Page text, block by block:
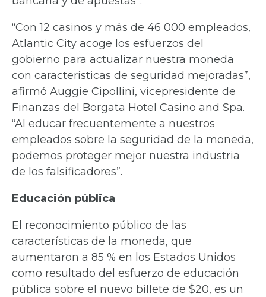
“Con 12 casinos y más de 46 000 empleados,
Atlantic City acoge los esfuerzos del
gobierno para actualizar nuestra moneda
con características de seguridad mejoradas”,
afirmó Auggie Cipollini, vicepresidente de
Finanzas del Borgata Hotel Casino and Spa.
“Al educar frecuentemente a nuestros
empleados sobre la seguridad de la moneda,
podemos proteger mejor nuestra industria
de los falsificadores”.
Educación pública
El reconocimiento público de las
características de la moneda, que
aumentaron a 85 % en los Estados Unidos
como resultado del esfuerzo de educación
pública sobre el nuevo billete de $20, es un